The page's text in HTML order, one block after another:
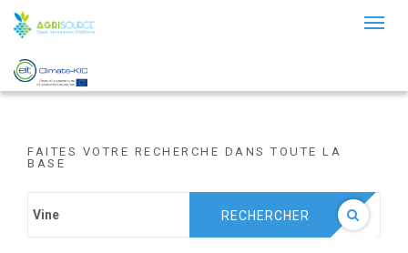
FAITES VOTRE RECHERCHE DANS TOUTE LA
BASE
RECHERCHER